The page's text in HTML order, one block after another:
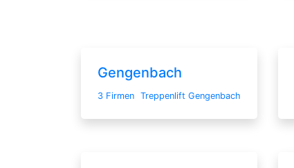
Gengenbach
3 Firmen Treppenlift Gengenbach